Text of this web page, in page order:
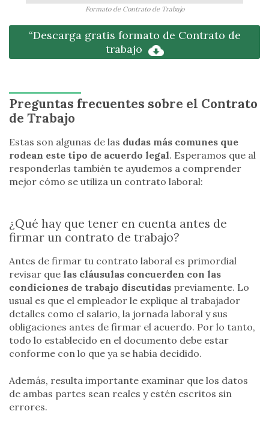
Formato de Contrato de Trabajo
“Descarga gratis formato de Contrato de
trabajo
Preguntas frecuentes sobre el Contrato
de Trabajo
Estas son algunas de las dudas más comunes que
rodean este tipo de acuerdo legal. Esperamos que al
responderlas también te ayudemos a comprender
mejor cómo se utiliza un contrato laboral:
¿Qué hay que tener en cuenta antes de
firmar un contrato de trabajo?
Antes de firmar tu contrato laboral es primordial
revisar que las cláusulas concuerden con las
condiciones de trabajo discutidas previamente. Lo
usual es que el empleador le explique al trabajador
detalles como el salario, la jornada laboral y sus
obligaciones antes de firmar el acuerdo. Por lo tanto,
todo lo establecido en el documento debe estar
conforme con lo que ya se había decidido.
Además, resulta importante examinar que los datos
de ambas partes sean reales y estén escritos sin
errores.